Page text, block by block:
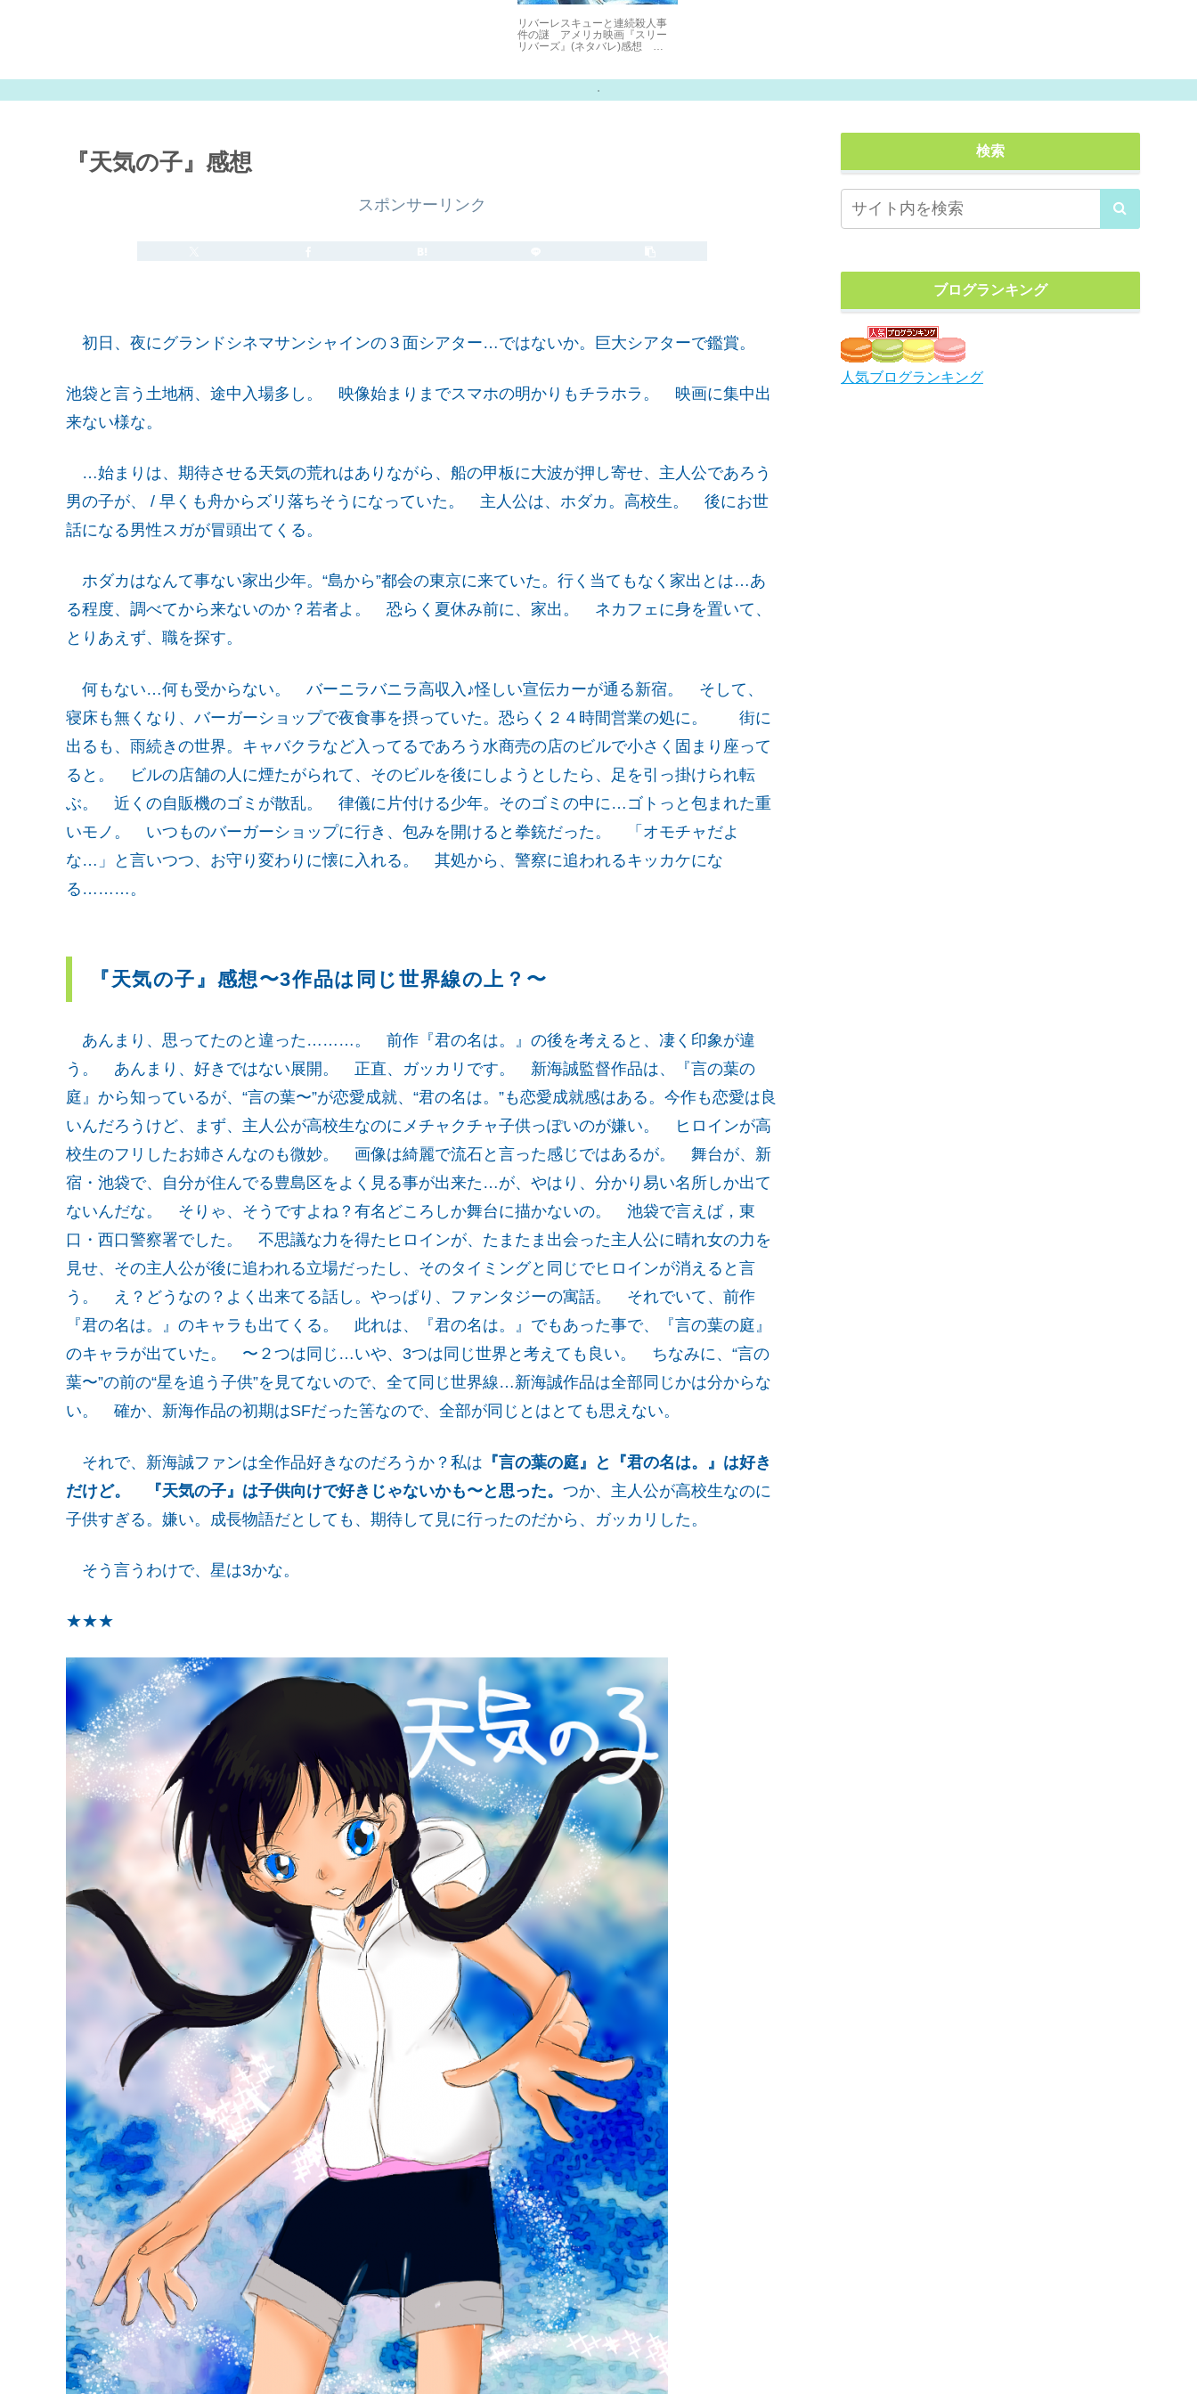
リバーレスキューと連続殺人事
件の謎 アメリカ映画『スリー
リバーズ』(ネタバレ)感想
『天気の子』感想
スポンサーリンク
初日、夜にグランドシネマサンシャインの３面シアター…ではないか。巨大シアターで鑑賞。
池袋と言う土地柄、途中入場多し。 映像始まりまでスマホの明かりもチラホラ。 映画に集中出
来ない様な。
…始まりは、期待させる天気の荒れはありながら、船の甲板に大波が押し寄せ、主人公であろう
男の子が、 / 早くも舟からズリ落ちそうになっていた。 主人公は、ホダカ。高校生。 後にお世
話になる男性スガが冒頭出てくる。
ホダカはなんて事ない家出少年。“島から”都会の東京に来ていた。行く当てもなく家出とは…あ
る程度、調べてから来ないのか？若者よ。 恐らく夏休み前に、家出。 ネカフェに身を置いて、
とりあえず、職を探す。
何もない…何も受からない。 バーニラバニラ高収入♪怪しい宣伝カーが通る新宿。 そして、
寝床も無くなり、バーガーショップで夜食事を摂っていた。恐らく２４時間営業の処に。 街に
出るも、雨続きの世界。キャバクラなど入ってるであろう水商売の店のビルで小さく固まり座って
ると。 ビルの店舗の人に煙たがられて、そのビルを後にしようとしたら、足を引っ掛けられ転
ぶ。 近くの自販機のゴミが散乱。 律儀に片付ける少年。そのゴミの中に…ゴトっと包まれた重
いモノ。 いつものバーガーショップに行き、包みを開けると拳銃だった。 「オモチャだよ
な…」と言いつつ、お守り変わりに懐に入れる。 其処から、警察に追われるキッカケにな
る………。
『天気の子』感想〜3作品は同じ世界線の上？〜
あんまり、思ってたのと違った………。 前作『君の名は。』の後を考えると、凄く印象が違
う。 あんまり、好きではない展開。 正直、ガッカリです。 新海誠監督作品は、『言の葉の
庭』から知っているが、“言の葉〜”が恋愛成就、“君の名は。”も恋愛成就感はある。今作も恋愛は良
いんだろうけど、まず、主人公が高校生なのにメチャクチャ子供っぽいのが嫌い。 ヒロインが高
校生のフリしたお姉さんなのも微妙。 画像は綺麗で流石と言った感じではあるが。 舞台が、新
宿・池袋で、自分が住んでる豊島区をよく見る事が出来た…が、やはり、分かり易い名所しか出て
ないんだな。 そりゃ、そうですよね？有名どころしか舞台に描かないの。 池袋で言えば，東
口・西口警察署でした。 不思議な力を得たヒロインが、たまたま出会った主人公に晴れ女の力を
見せ、その主人公が後に追われる立場だったし、そのタイミングと同じでヒロインが消えると言
う。 え？どうなの？よく出来てる話し。やっぱり、ファンタジーの寓話。 それでいて、前作
『君の名は。』のキャラも出てくる。 此れは、『君の名は。』でもあった事で、『言の葉の庭』
のキャラが出ていた。 〜２つは同じ…いや、3つは同じ世界と考えても良い。 ちなみに、“言の
葉〜”の前の“星を追う子供”を見てないので、全て同じ世界線…新海誠作品は全部同じかは分からな
い。 確か、新海作品の初期はSFだった筈なので、全部が同じとはとても思えない。
それで、新海誠ファンは全作品好きなのだろうか？私は 『言の葉の庭』と『君の名は。』は好き
だけど。 『天気の子』は子供向けで好きじゃないかも〜と思った。 つか、主人公が高校生なのに
子供すぎる。嫌い。成長物語だとしても、期待して見に行ったのだから、ガッカリした。
そう言うわけで、星は3かな。
★★★
検索
ブログランキング
人気ブログランキング